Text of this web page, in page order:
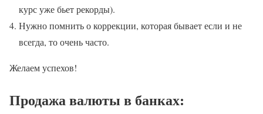
курс уже бьет рекорды).
Нужно помнить о коррекции, которая бывает если и не
всегда, то очень часто.
Желаем успехов!
Продажа валюты в банках: